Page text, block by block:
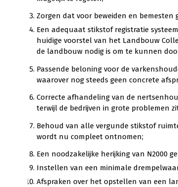
Zorgen dat voor beweiden en bemesten
Een adequaat stikstof registratie
huidige voorstel van het Landbouw
de landbouw nodig is om te kunnen
Passende beloning voor de
waarover nog steeds geen concrete
Correcte afhandeling van de
terwijl de bedrijven in grote problemen
Behoud van alle vergunde stikstof
wordt nu compleet ontnomen;
Een noodzakelijke herijking van N2000
Instellen van een minimale
Afspraken over het opstellen van een